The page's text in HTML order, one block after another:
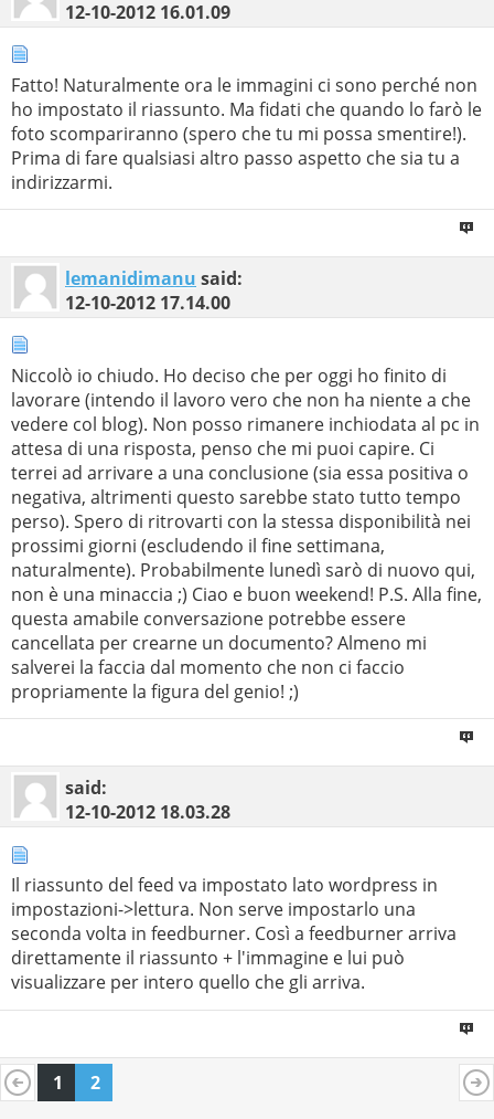
12-10-2012 16.01.09
Fatto! Naturalmente ora le immagini ci sono perché non
ho impostato il riassunto. Ma fidati che quando lo farò le
foto scompariranno (spero che tu mi possa smentire!).
Prima di fare qualsiasi altro passo aspetto che sia tu a
indirizzarmi.
lemanidimanu said:
12-10-2012 17.14.00
Niccolò io chiudo. Ho deciso che per oggi ho finito di
lavorare (intendo il lavoro vero che non ha niente a che
vedere col blog). Non posso rimanere inchiodata al pc in
attesa di una risposta, penso che mi puoi capire. Ci
terrei ad arrivare a una conclusione (sia essa positiva o
negativa, altrimenti questo sarebbe stato tutto tempo
perso). Spero di ritrovarti con la stessa disponibilità nei
prossimi giorni (escludendo il fine settimana,
naturalmente). Probabilmente lunedì sarò di nuovo qui,
non è una minaccia ;) Ciao e buon weekend! P.S. Alla fine,
questa amabile conversazione potrebbe essere
cancellata per crearne un documento? Almeno mi
salverei la faccia dal momento che non ci faccio
propriamente la figura del genio! ;)
said:
12-10-2012 18.03.28
Il riassunto del feed va impostato lato wordpress in
impostazioni->lettura. Non serve impostarlo una
seconda volta in feedburner. Così a feedburner arriva
direttamente il riassunto + l'immagine e lui può
visualizzare per intero quello che gli arriva.
1 2